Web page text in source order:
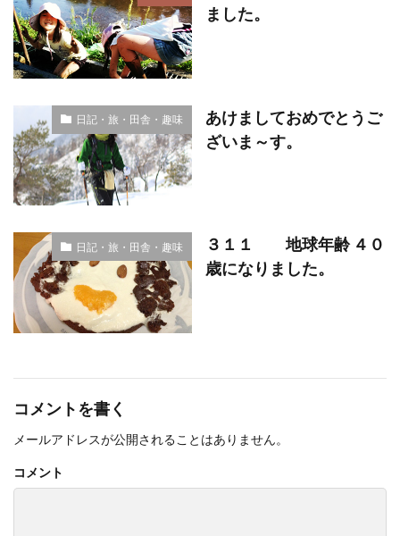
ました。
日記・旅・田舎・趣味
あけましておめでとうご
ざいま～す。
日記・旅・田舎・趣味
３１１ 地球年齢 ４０
歳になりました。
コメントを書く
メールアドレスが公開されることはありません。
コメント